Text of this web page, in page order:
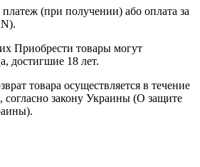
(при получении) або оплата за
Приобрести товары могут
достигшие 18 лет.
товара осуществляется в течение
согласно закону Украины (О защите